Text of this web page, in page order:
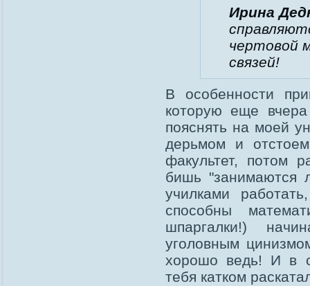
Ирина
чертовой
связей!
В особенности
которую еще
пояснять на моей
дерьмом и отстоем
факультет, потом
бишь "занимаются
училками
способны
шпаргалки!)
уголовным
хорошо ведь! И в
тебя катком